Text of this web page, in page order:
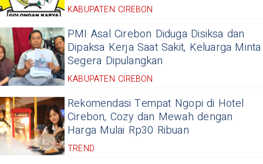
KABUPATEN CIREBON
PMI Asal Cirebon Diduga Disiksa dan
Dipaksa Kerja Saat Sakit, Keluarga Minta
Segera Dipulangkan
KABUPATEN CIREBON
Rekomendasi Tempat Ngopi di Hotel
Cirebon, Cozy dan Mewah dengan
Harga Mulai Rp30 Ribuan
TREND